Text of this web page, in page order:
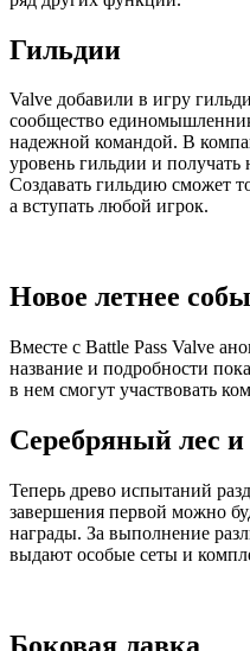
Гильдии
Valve добавили в игру
сообщество
надежной командой. В
уровень гильдии и получать
Создавать гильдию сможет
а вступать любой игрок.
Новое летнее
Вместе с Battle Pass Valve
название и подробности
в нем смогут участвовать
Серебряный лес
Теперь древо испытаний
завершения первой можно
награды. За выполнение
выдают особые сеты и